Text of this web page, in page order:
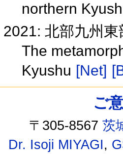
northern
2021: 北部九州
The
Kyushu [Net]
ご
〒305-8567茨
Dr. Isoji MIYAGI,